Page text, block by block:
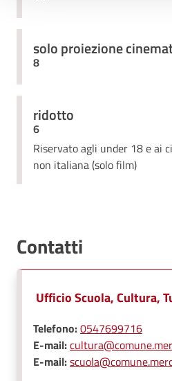
solo proiezione
8
ridotto
6
Riservato agli under 18 e ai
non italiana (solo film)
Contatti
Ufficio Scuola, Cultura,
Telefono:0547699716
E-mail:
E-mail: